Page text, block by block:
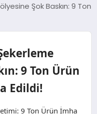
Şok Baskın: 9 Ton
9 Ton Ürün
Edildi!
9 Ton Ürün İmha